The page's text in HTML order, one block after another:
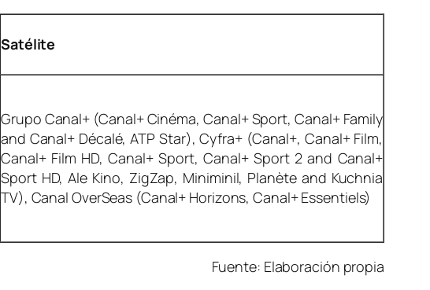
Satélite
Grupo Canal+ (Canal+ Cinéma, Canal+ Sport, Canal+ Family
and Canal+ Décalé, ATP Star), Cyfra+ (Canal+, Canal+ Film,
Canal+ Film HD, Canal+ Sport, Canal+ Sport 2 and Canal+
Sport HD, Ale Kino, ZigZap, Miniminil, Planète and Kuchnia
TV), Canal OverSeas (Canal+ Horizons, Canal+ Essentiels)
Fuente: Elaboración propia